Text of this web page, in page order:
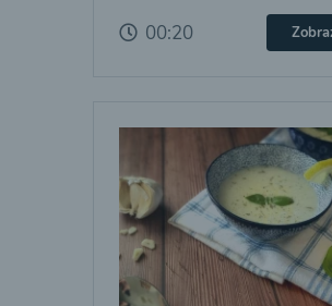
00:20